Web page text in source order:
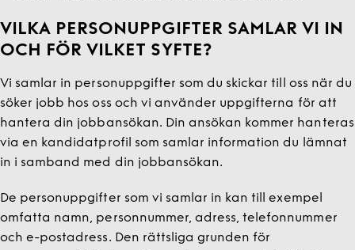
VILKA PERSONUPPGIFTER SAMLAR VI IN
OCH FÖR VILKET SYFTE?
Vi samlar in personuppgifter som du skickar till oss när du
söker jobb hos oss och vi använder uppgifterna för att
hantera din jobbansökan. Din ansökan kommer hanteras
via en kandidatprofil som samlar information du lämnat
in i samband med din jobbansökan.
De personuppgifter som vi samlar in kan till exempel
omfatta namn, personnummer, adress, telefonnummer
och e-postadress. Den rättsliga grunden för